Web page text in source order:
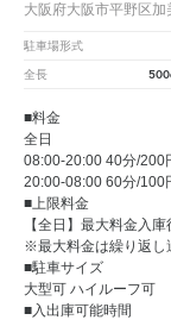
大阪府大阪市平野区加
駐車場形式
全長
■料金
全日
08:00-20:00 40分/200
20:00-08:00 60分/100
■上限料金
【全日】最大料金入
※最大料金は繰り返し
■駐車サイズ
大型可 ハイルーフ可
■入出庫可能時間